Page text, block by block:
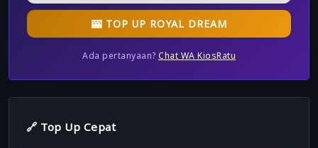
🎰 TOP UP ROYAL DREAM
Ada pertanyaan? Chat WA KiosRatu
🔗 Top Up Cepat